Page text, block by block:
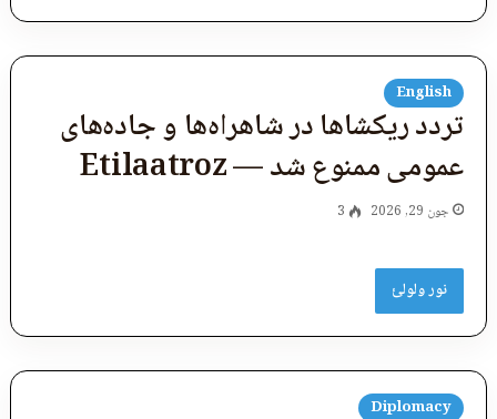
English
تردد ریکشاها در شاهراه‌ها و جاده‌های
عمومی ممنوع شد — Etilaatroz
جون 29, 2026 3
نور ولولئ
Diplomacy